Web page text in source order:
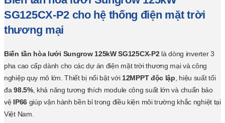
SG125CX-P2 cho hệ thống điện mặt trời
thương mại
Biến tần hòa lưới Sungrow 125kW SG125CX-P2là dòng inverter 3
pha cao cấp dành cho các dự án điện mặt trời thương mại và công
nghiệp quy mô lớn. Thiết bị nổi bật với 12MPPT độc lập , hiệu suất tối
đa98.5%, khả năng tương thích module công suất lớn và chuẩn bảo
vệ IP66giúp vận hành bền bỉ trong điều kiện môi trường khắc nghiệt tại
Việt Nam.